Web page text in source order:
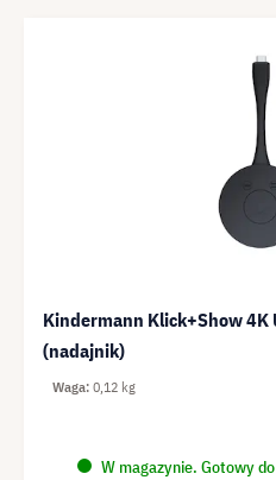
Kindermann Klick+Show 4K
(nadajnik)
W magazynie. Gotowy
Waga 0,12 kg